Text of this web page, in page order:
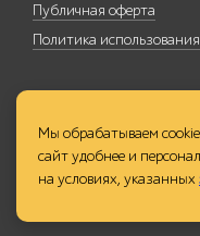
Публичная оферта
Политика
Мы обрабатываем
сайт удобнее и
на условиях, указанных